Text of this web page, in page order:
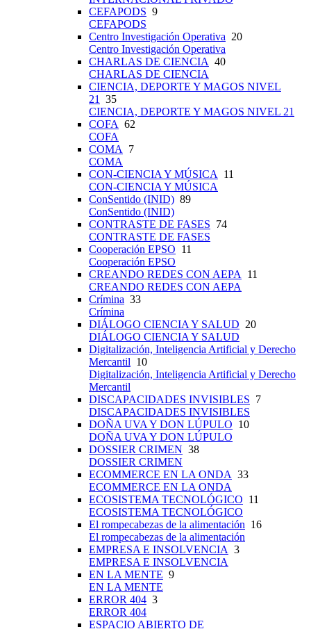
CEFAPODS 9
CEFAPODS
Centro Investigación Operativa 20
Centro Investigación Operativa
CHARLAS DE CIENCIA 40
CHARLAS DE CIENCIA
CIENCIA, DEPORTE Y MAGOS NIVEL
21 35
CIENCIA, DEPORTE Y MAGOS NIVEL 21
COFA 62
COFA
COMA 7
COMA
CON-CIENCIA Y MÚSICA 11
CON-CIENCIA Y MÚSICA
ConSentido (INID) 89
ConSentido (INID)
CONTRASTE DE FASES 74
CONTRASTE DE FASES
Cooperación EPSO 11
Cooperación EPSO
CREANDO REDES CON AEPA 11
CREANDO REDES CON AEPA
Crímina 33
Crímina
DIÁLOGO CIENCIA Y SALUD 20
DIÁLOGO CIENCIA Y SALUD
Digitalización, Inteligencia Artificial y Derecho
Mercantil 10
Digitalización, Inteligencia Artificial y Derecho
Mercantil
DISCAPACIDADES INVISIBLES 7
DISCAPACIDADES INVISIBLES
DOÑA UVA Y DON LÚPULO 10
DOÑA UVA Y DON LÚPULO
DOSSIER CRIMEN 38
DOSSIER CRIMEN
ECOMMERCE EN LA ONDA 33
ECOMMERCE EN LA ONDA
ECOSISTEMA TECNOLÓGICO 11
ECOSISTEMA TECNOLÓGICO
El rompecabezas de la alimentación 16
El rompecabezas de la alimentación
EMPRESA E INSOLVENCIA 3
EMPRESA E INSOLVENCIA
EN LA MENTE 9
EN LA MENTE
ERROR 404 3
ERROR 404
ESPACIO ABIERTO DE